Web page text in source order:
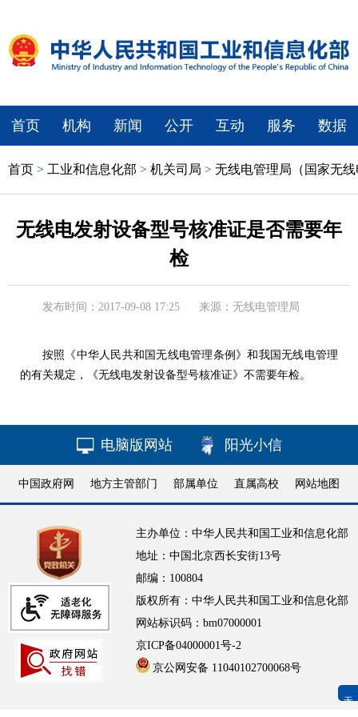
首页 机构 新闻 公开 互动 服务 数据
首页 > 工业和信息化部 > 机关司局 > 无线电管理局（国家无
无线电发射设备型号核准证是否需要年
检
发布时间：2017-09-08 17:25 来源：无线电管理局
按照《中华人民共和国无线电管理条例》和我国无线电管理
的有关规定，《无线电发射设备型号核准证》不需要年检。
无障碍浏览
电脑版网站 阳光小信
中国政府网 地方主管部门 部属单位 直属高校 网站地图
主办单位：中华人民共和国工业和信息化部
地址：中国北京西长安街13号
邮编：100804
版权所有：中华人民共和国工业和信息化部
网站标识码：bm07000001
京ICP备04000001号-2
京公网安备 11040102700068号